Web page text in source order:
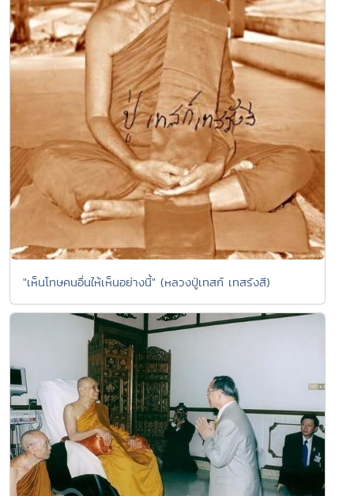
"เห็นโทษคนอื่นให้เห็นอย่างนี้" (หลวงปู่เทสก์ เทสรังสี)